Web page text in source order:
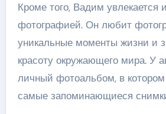
Кроме того, Вадим увлекается
фотографией. Он любит
уникальные моменты жизни и
красоту окружающего мира. У
личный фотоальбом, в котором
самые запоминающиеся